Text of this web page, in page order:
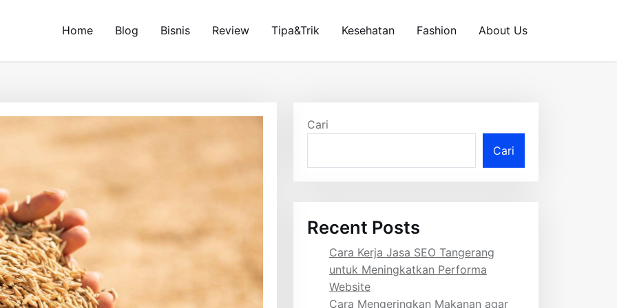
Home Blog Bisnis Review Tipa&Trik Kesehatan Fashion About Us
Cari
Cari
Recent Posts
Cara Kerja Jasa SEO Tangerang
untuk Meningkatkan Performa
Website
Cara Mengeringkan Makanan agar